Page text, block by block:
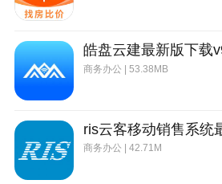
商务办公 | 53.38MB
商务办公 | 42.71M